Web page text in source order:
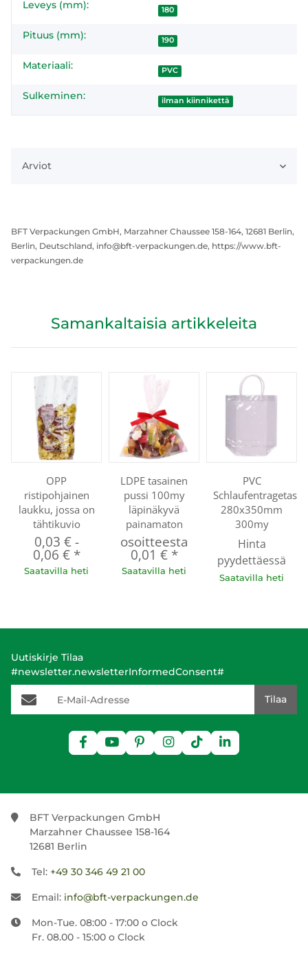
#productDetails.itemInformation#
#productDetails.itemValue#
Leveys (mm): 180
Pituus (mm): 190
Materiaali: PVC
Sulkeminen: ilman kiinnikettä
Arviot
BFT Verpackungen GmbH, Marzahner Chaussee 158-164, 12681 Berlin,
Berlin, Deutschland, info@bft-verpackungen.de, https://www.bft-
verpackungen.de
Samankaltaisia artikkeleita
OPP
ristipohjainen
laukku, jossa on
tähtikuvio
0,03 €-
0,06 € *
Saatavilla heti
LDPE tasainen
pussi 100my
läpinäkyvä
painamaton
osoitteesta
0,01 € *
Saatavilla heti
PVC
280x350mm
300my
Hinta
pyydettäessä
Saatavilla heti
Uutiskirje Tilaa
#newsletter.newsletterInformedConsent#
E-Mail-Adresse
Tilaa
BFT Verpackungen GmbH
Marzahner Chaussee 158-164
12681 Berlin
Tel: +49 30 346 49 21 00
Email: info@bft-verpackungen.de
Mon-Tue. 08:00 - 17:00 o Clock
Fr. 08.00 - 15:00 o Clock